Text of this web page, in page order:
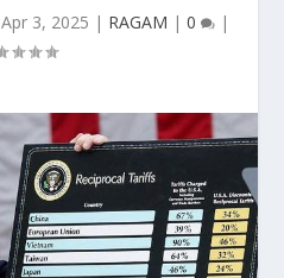
Apr 3, 2025 | RAGAM | 0 |